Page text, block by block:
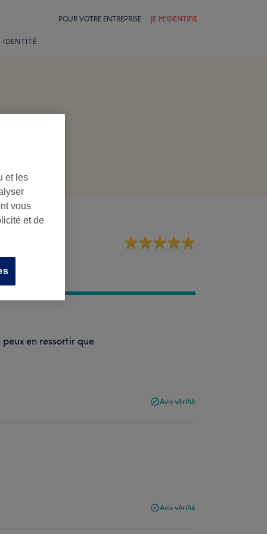
POUR VOTRE ENTREPRISE JE M'IDENTIFIE
IDENTITÉ
en ressortir que
Avis vérifié
Avis vérifié
et les
vous
et de